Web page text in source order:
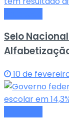
Selo
10 de